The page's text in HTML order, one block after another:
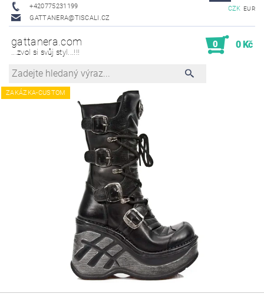
+420775231199
GATTANERA@TISCALI.CZ
CZK EUR
gattanera.com
...zvol si svůj styl...!!!
0 0 Kč
ZAKÁZKA-CUSTOM